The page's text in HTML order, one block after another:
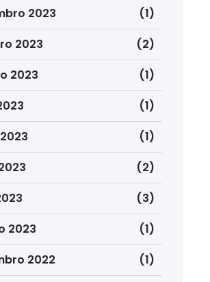
2023
(1)
2023
(2)
2023
(1)
(1)
(1)
(2)
(3)
2023
(1)
2022
(1)